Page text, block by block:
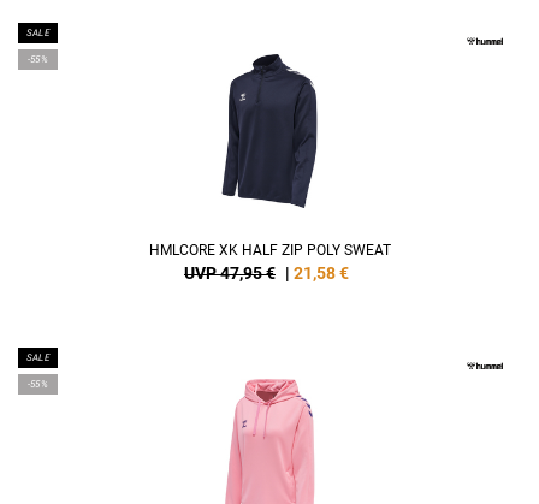
SALE
-55%
HMLCORE XK HALF ZIP POLY SWEAT
UVP 47,95 € | 21,58€
SALE
-55%